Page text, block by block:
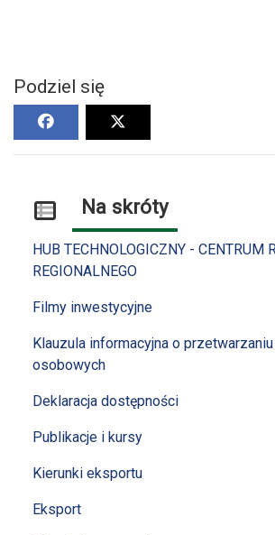
Podziel się
Na skróty
HUB TECHNOLOGICZNY - CENTRUM
REGIONALNEGO
Filmy inwestycyjne
Klauzula informacyjna o
osobowych
Deklaracja dostępności
Publikacje i kursy
Kierunki eksportu
Eksport